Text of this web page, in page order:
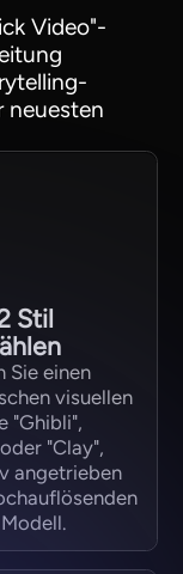
Video"-
neuesten
Stil
Sie einen
visuellen
"Ghibli",
"Clay",
angetrieben